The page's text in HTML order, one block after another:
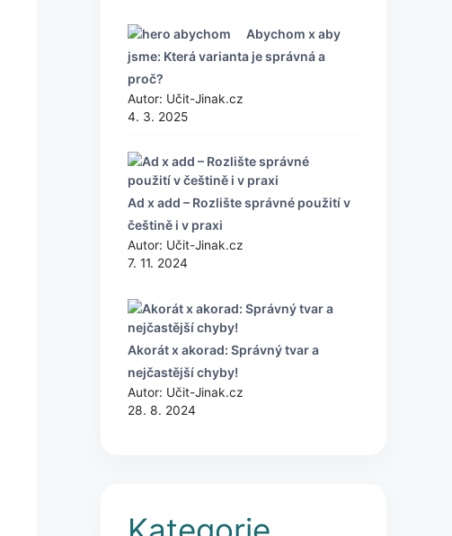
Abychom x aby
jsme: Která varianta je správná a
proč?
Autor: Učit-Jinak.cz
4. 3. 2025
Ad x add – Rozlište správné použití v
češtině i v praxi
Autor: Učit-Jinak.cz
7. 11. 2024
Akorát x akorad: Správný tvar a
nejčastější chyby!
Autor: Učit-Jinak.cz
28. 8. 2024